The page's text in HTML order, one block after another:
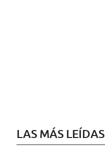
LAS MÁS LEÍDAS